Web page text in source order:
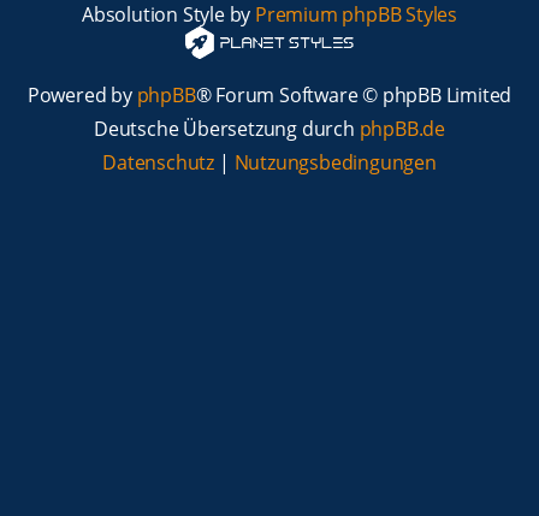
Absolution Style by Premium phpBB Styles
Powered by phpBB® Forum Software © phpBB Limited
Deutsche Übersetzung durch phpBB.de
Datenschutz | Nutzungsbedingungen